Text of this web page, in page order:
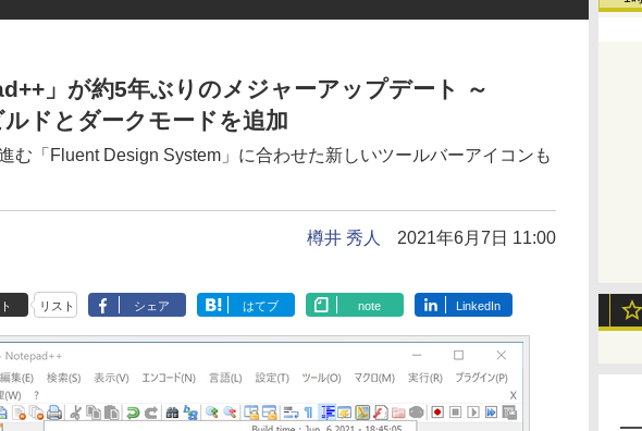
」が約5年ぶりのメジャーアップデート ～
ドとダークモードを追加
む「Fluent Design System」に合わせた新しいツールバーアイコンも
樽井 秀人 2021年6月7日 11:00
リスト シェア はてブ note LinkedIn